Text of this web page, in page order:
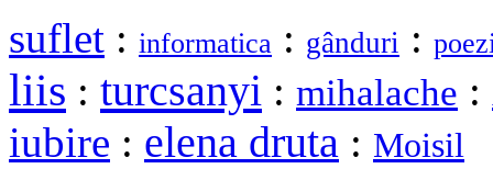
suflet : informatica : gânduri :
liis : turcsanyi : mihalache :
iubire : elena druta : Moisil